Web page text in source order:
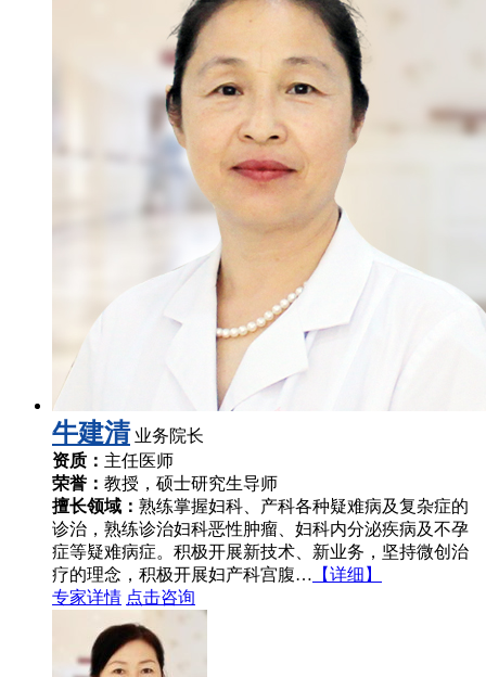
牛建清业务院长
资质： 主任医师
荣誉： 教授，硕士研究生导师
擅长领域： 熟练掌握妇科、产科各种疑难病及复杂症的
诊治，熟练诊治妇科恶性肿瘤、妇科内分泌疾病及不孕
症等疑难病症。积极开展新技术、新业务，坚持微创治
疗的理念，积极开展妇产科宫腹… 【详细】
专家详情 点击咨询